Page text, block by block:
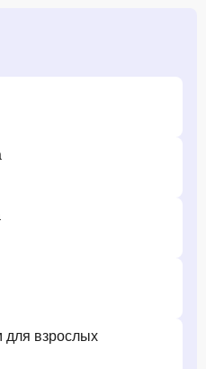
для взрослых